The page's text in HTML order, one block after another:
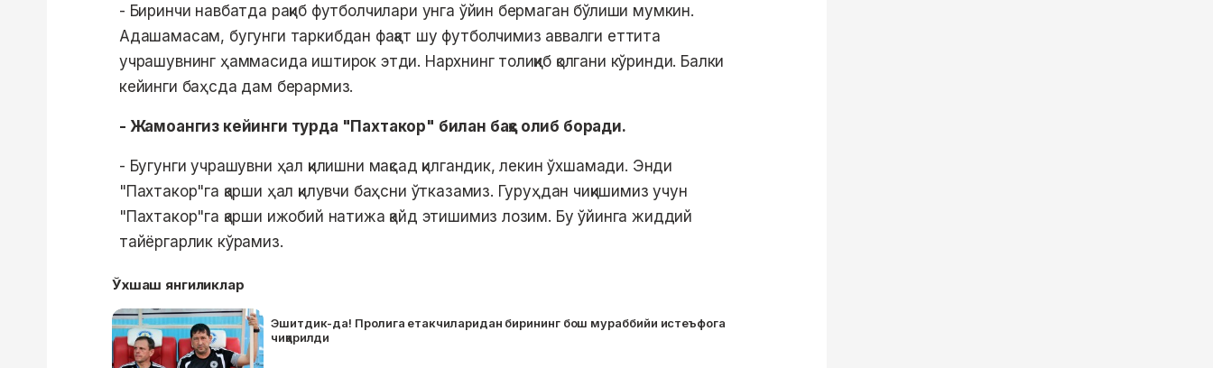
- Биринчи навбатда рақиб футболчилари унга ўйин бермаган бўлиши мумкин.
Адашамасам, бугунги таркибдан фақат шу футболчимиз аввалги еттита
учрашувнинг ҳаммасида иштирок этди. Нархнинг толиқиб қолгани кўринди. Балки
кейинги баҳсда дам берармиз.
- Жамоангиз кейинги турда "Пахтакор" билан баҳс олиб боради.
- Бугунги учрашувни ҳал қилишни мақсад қилгандик, лекин ўхшамади. Энди
"Пахтакор"га қарши ҳал қилувчи баҳсни ўтказамиз. Гуруҳдан чиқишимиз учун
"Пахтакор"га қарши ижобий натижа қайд этишимиз лозим. Бу ўйинга жиддий
тайёргарлик кўрамиз.
Ўхшаш янгиликлар
Эшитдик-да! Пролига етакчиларидан бирининг бош мураббийи истеъфога
чиқарилди